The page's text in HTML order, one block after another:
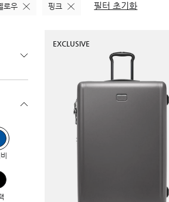
필터 초기화
로우 핑크
EXCLUSIVE